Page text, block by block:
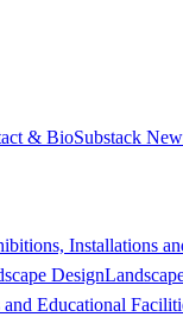
& BioSubstack
Installations
Design
and Educational